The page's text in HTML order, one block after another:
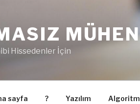
Hissedenler İçin
sayfa ? Yazılım